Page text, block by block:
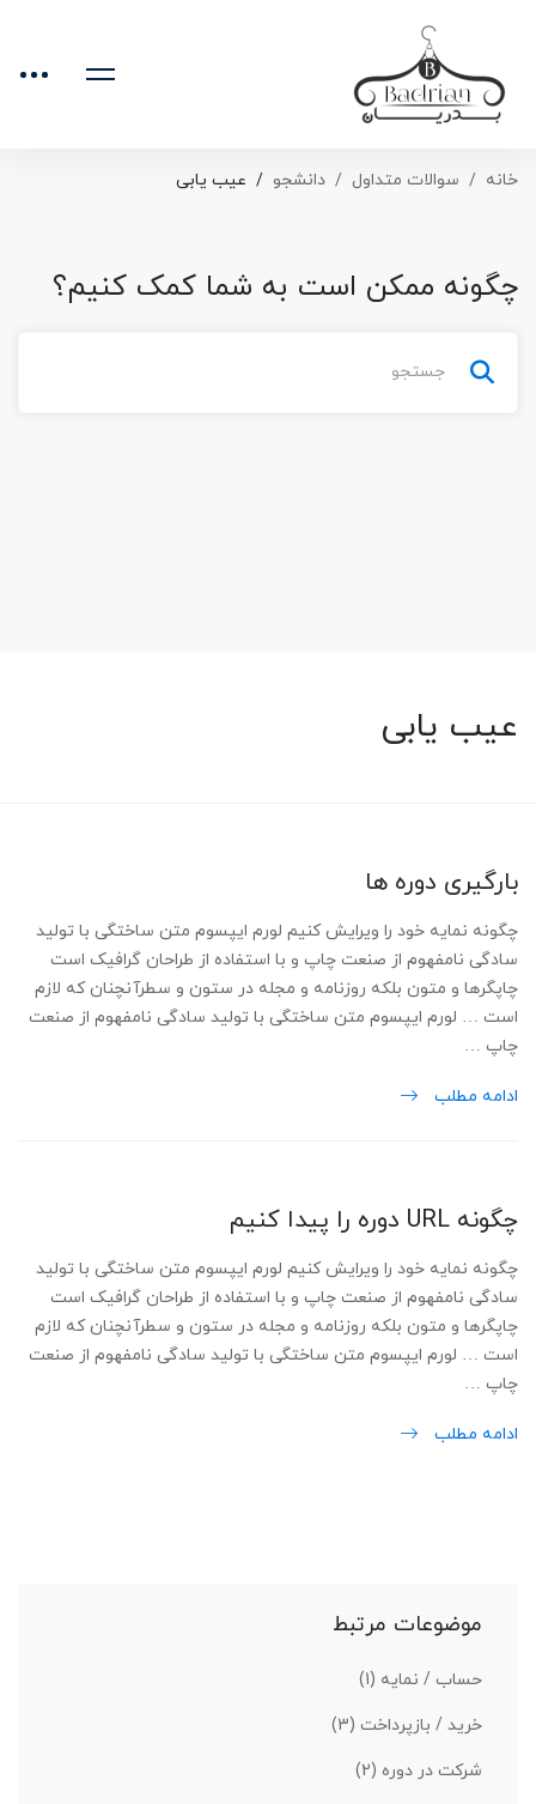
خانه سوالات متداول دانشجو عیب یابی
چگونه ممکن است به شما کمک کنیم؟
عیب یابی
بارگیری دوره ها
چگونه نمایه خود را ویرایش کنیم لورم ایپسوم متن ساختگی با تولید
سادگی نامفهوم از صنعت چاپ و با استفاده از طراحان گرافیک است
چاپگرها و متون بلکه روزنامه و مجله در ستون و سطرآنچنان که لازم
است … لورم ایپسوم متن ساختگی با تولید سادگی نامفهوم از صنعت
چاپ …
ادامه مطلب
چگونه URL دوره را پیدا کنیم
چگونه نمایه خود را ویرایش کنیم لورم ایپسوم متن ساختگی با تولید
سادگی نامفهوم از صنعت چاپ و با استفاده از طراحان گرافیک است
چاپگرها و متون بلکه روزنامه و مجله در ستون و سطرآنچنان که لازم
است … لورم ایپسوم متن ساختگی با تولید سادگی نامفهوم از صنعت
چاپ …
ادامه مطلب
موضوعات مرتبط
حساب / نمایه (1)
خرید / بازپرداخت (3)
شرکت در دوره (2)